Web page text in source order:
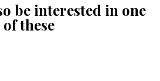
be interested in one
of these